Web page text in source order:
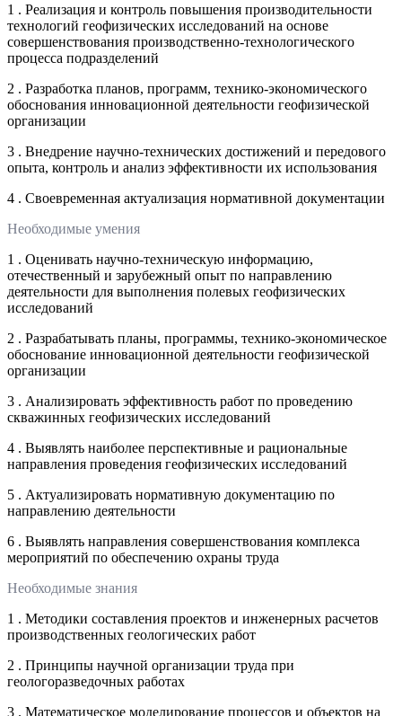
1 . Реализация и контроль повышения производительности
технологий геофизических исследований на основе
совершенствования производственно-технологического
процесса подразделений
2 . Разработка планов, программ, технико-экономического
обоснования инновационной деятельности геофизической
организации
3 . Внедрение научно-технических достижений и передового
опыта, контроль и анализ эффективности их использования
4 . Своевременная актуализация нормативной документации
Необходимые умения
1 . Оценивать научно-техническую информацию,
отечественный и зарубежный опыт по направлению
деятельности для выполнения полевых геофизических
исследований
2 . Разрабатывать планы, программы, технико-экономическое
обоснование инновационной деятельности геофизической
организации
3 . Анализировать эффективность работ по проведению
скважинных геофизических исследований
4 . Выявлять наиболее перспективные и рациональные
направления проведения геофизических исследований
5 . Актуализировать нормативную документацию по
направлению деятельности
6 . Выявлять направления совершенствования комплекса
мероприятий по обеспечению охраны труда
Необходимые знания
1 . Методики составления проектов и инженерных расчетов
производственных геологических работ
2 . Принципы научной организации труда при
геологоразведочных работах
3 . Математическое моделирование процессов и объектов на